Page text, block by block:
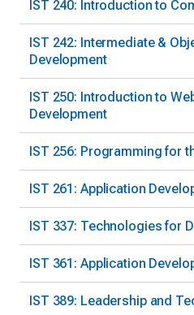
IST 240: Introduction to
IST 242: Intermediate &
Development
IST 250: Introduction to
Development
IST 256: Programming for
IST 261: Application
IST 337: Technologies for
IST 361: Application
IST 389: Leadership and